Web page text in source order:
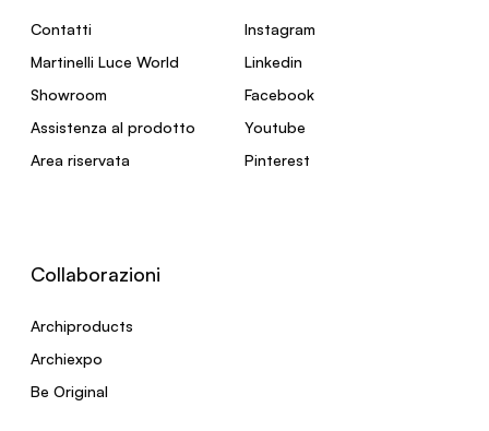
Contatti
Martinelli Luce World
Showroom
Assistenza al prodotto
Area riservata
Instagram
Linkedin
Facebook
Youtube
Pinterest
Collaborazioni
Archiproducts
Archiexpo
Be Original